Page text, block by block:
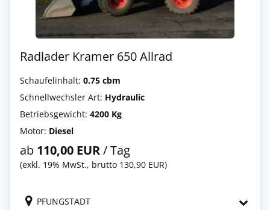
Radlader Kramer 650 Allrad
Schaufelinhalt: 0.75 cbm
Schnellwechsler Art: Hydraulic
Betriebsgewicht: 4200 Kg
Motor: Diesel
ab 110,00 EUR/ Tag
(exkl. 19% MwSt., brutto 130,90 EUR)
PFUNGSTADT